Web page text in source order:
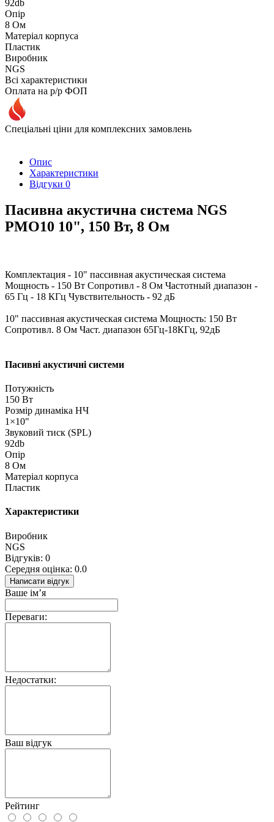
92db
Опір
8 Ом
Матеріал корпуса
Пластик
Виробник
NGS
Всі характеристики
Оплата на р/р ФОП
Спеціальні ціни для комплексних замовлень
Опис
Характеристики
Відгуки 0
Пасивна акустична система NGS
PMO10 10", 150 Вт, 8 Ом
Комплектация - 10" пассивная акустическая система
Мощность - 150 Вт Сопротивл - 8 Ом Частотный диапазон -
65 Гц - 18 КГц Чувствительность - 92 дБ
10" пассивная акустическая система Мощность: 150 Вт
Сопротивл. 8 Ом Част. диапазон 65Гц-18КГц, 92дБ
Пасивні акустичні системи
Потужність
150 Вт
Розмір динаміка НЧ
1×10"
Звуковий тиск (SPL)
92db
Опір
8 Ом
Матеріал корпуса
Пластик
Характеристики
Виробник
NGS
Відгуків: 0
Середня оцінка: 0.0
Написати відгук
Ваше ім’я
Переваги:
Недостатки:
Ваш відгук
Рейтинг